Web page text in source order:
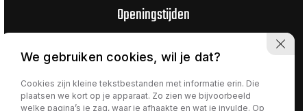
Openingstijden
Zaterdag:
10:00 - 17:00
We gebruiken cookies, wil je dat?
Cookies zijn kleine tekstbestanden met informatie erin. Die
plaatsen we kort op je apparaat. Zo zien we bijvoorbeeld
welke pagina’s je zag, waar je afhaakte en wat je invulde. Op